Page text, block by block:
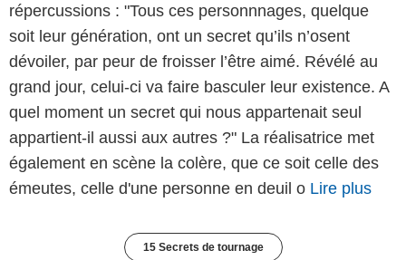
répercussions : "Tous ces personnnages, quelque
soit leur génération, ont un secret qu’ils n’osent
dévoiler, par peur de froisser l’être aimé. Révélé au
grand jour, celui-ci va faire basculer leur existence. A
quel moment un secret qui nous appartenait seul
appartient-il aussi aux autres ?" La réalisatrice met
également en scène la colère, que ce soit celle des
émeutes, celle d'une personne en deuil o Lire plus
15 Secrets de tournage